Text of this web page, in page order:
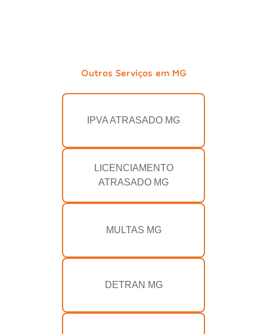
Outros Serviços em MG
IPVA ATRASADO MG
LICENCIAMENTO
ATRASADO MG
MULTAS MG
DETRAN MG